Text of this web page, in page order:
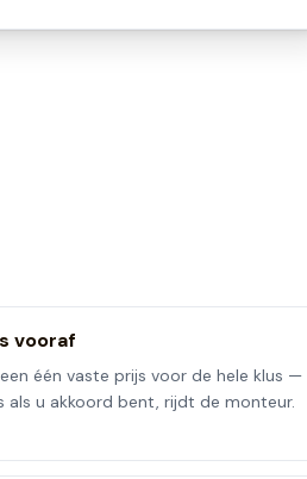
vooraf
één vaste prijs voor de hele klus —
als u akkoord bent, rijdt de monteur.